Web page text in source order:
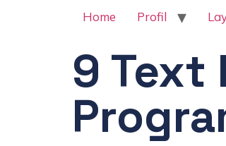
Home
Profil
9 Text